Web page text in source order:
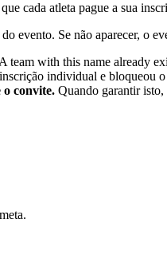
cada atleta pague a sua
evento. Se não aparecer, o
team with this name already
individual e bloqueou
o convite. Quando garantir isto,